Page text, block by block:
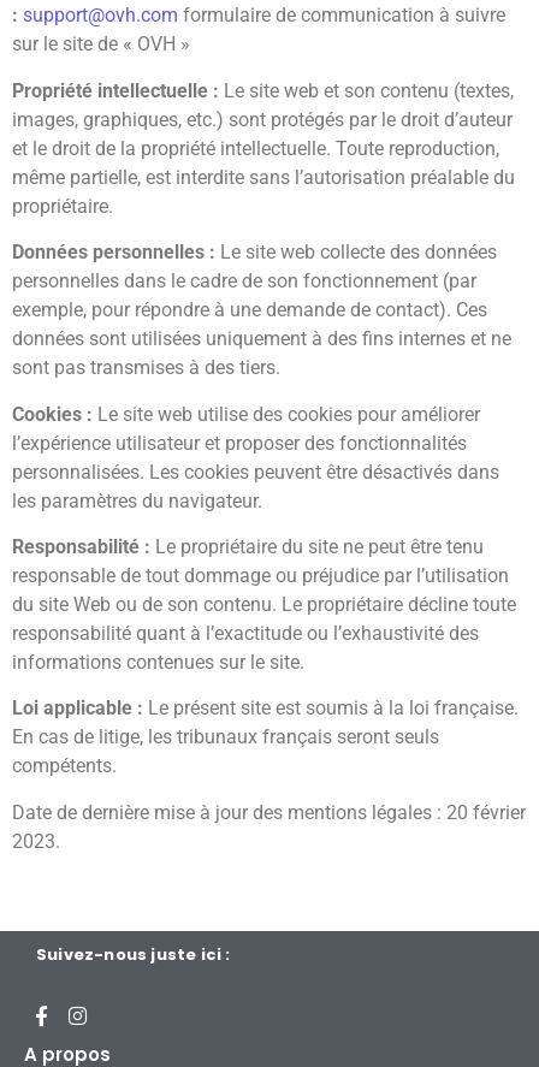
: support@ovh.com formulaire de communication à suivre
sur le site de « OVH »
Propriété intellectuelle : Le site web et son contenu (textes,
images, graphiques, etc.) sont protégés par le droit d’auteur
et le droit de la propriété intellectuelle. Toute reproduction,
même partielle, est interdite sans l’autorisation préalable du
propriétaire.
Données personnelles : Le site web collecte des données
personnelles dans le cadre de son fonctionnement (par
exemple, pour répondre à une demande de contact). Ces
données sont utilisées uniquement à des fins internes et ne
sont pas transmises à des tiers.
Cookies : Le site web utilise des cookies pour améliorer
l’expérience utilisateur et proposer des fonctionnalités
personnalisées. Les cookies peuvent être désactivés dans
les paramètres du navigateur.
Responsabilité : Le propriétaire du site ne peut être tenu
responsable de tout dommage ou préjudice par l’utilisation
du site Web ou de son contenu. Le propriétaire décline toute
responsabilité quant à l’exactitude ou l’exhaustivité des
informations contenues sur le site.
Loi applicable : Le présent site est soumis à la loi française.
En cas de litige, les tribunaux français seront seuls
compétents.
Date de dernière mise à jour des mentions légales : 20 février
2023.
Suivez-nous juste ici :
A propos